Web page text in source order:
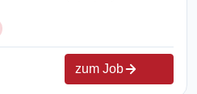
zum Job